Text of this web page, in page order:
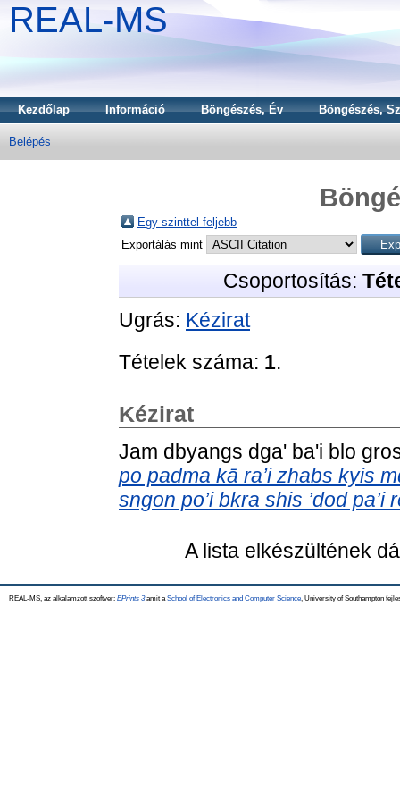
REAL-MS
Kezdőlap Információ Böngészés, Év Böngészés,
Belépés
Egy szinttel feljebb
Exportálás mint
Csoportosítás:
Ugrás: Kézirat
Tételek száma: 1.
Kézirat
Jam dbyangs dga' ba'i blo
po padma kā ra’i zhabs kyis
sngon po’i bkra shis ’dod
A lista elkészültének
REAL-MS, az alkalamzott szoftver: EPrints 3amit a School of Electronics and Computer Science , University of Southampton